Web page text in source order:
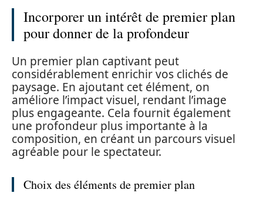
Incorporer un intérêt de premier plan
pour donner de la profondeur
Un premier plan captivant peut
considérablement enrichir vos clichés de
paysage. En ajoutant cet élément, on
améliore l’impact visuel, rendant l’image
plus engageante. Cela fournit également
une profondeur plus importante à la
composition, en créant un parcours visuel
agréable pour le spectateur.
Choix des éléments de premier plan